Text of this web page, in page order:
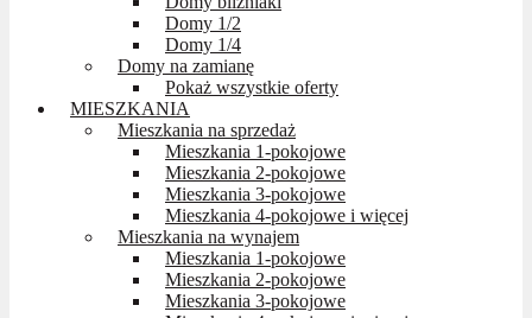
Domy 1/2
Domy 1/4
Domy na zamianę
Pokaż wszystkie oferty
MIESZKANIA
Mieszkania na sprzedaż
Mieszkania 1-pokojowe
Mieszkania 2-pokojowe
Mieszkania 3-pokojowe
Mieszkania 4-pokojowe i więcej
Mieszkania na wynajem
Mieszkania 1-pokojowe
Mieszkania 2-pokojowe
Mieszkania 3-pokojowe